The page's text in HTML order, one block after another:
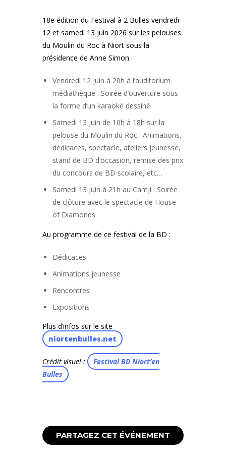
18e édition du Festival à 2 Bulles vendredi
12 et samedi 13 juin 2026 sur les pelouses
du Moulin du Roc à Niort sous la
présidence de Anne Simon.
Vendredi 12 juin à 20h à l’auditorium
médiathèque : Soirée d’ouverture sous
la forme d’un karaoké dessiné
Samedi 13 juin de 10h à 18h sur la
pelouse du Moulin du Roc : Animations,
dédicaces, spectacle, ateliers jeunesse,
stand de BD d’occasion, remise des prix
du concours de BD scolaire, etc…
Samedi 13 juin à 21h au Camji : Soirée
de clôture avec le spectacle de House
of Diamonds
Au programme de ce festival de la BD :
Dédicaces
Animations jeunesse
Rencontres
Expositions
Plus d’infos sur le site
niortenbulles.net
Crédit visuel :
Festival BD Niort’en
Bulles
PARTAGEZ CET ÉVÉNEMENT